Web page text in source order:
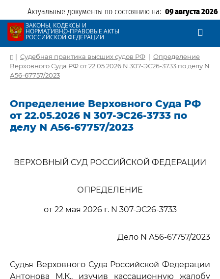
Актуальные документы по состоянию на: 09 августа 2026
ЗАКОНЫ, КОДЕКСЫ И
НОРМАТИВНО-ПРАВОВЫЕ АКТЫ
РОССИЙСКОЙ ФЕДЕРАЦИИ
| Судебная практика высших судов РФ | Определение
Верховного Суда РФ от 22.05.2026 N 307-ЭС26-3733 по делу N
А56-67757/2023
Определение Верховного Суда РФ
от 22.05.2026 N 307-ЭС26-3733 по
делу N А56-67757/2023
ВЕРХОВНЫЙ СУД РОССИЙСКОЙ ФЕДЕРАЦИИ
ОПРЕДЕЛЕНИЕ
от 22 мая 2026 г. N 307-ЭС26-3733
Дело N А56-67757/2023
Судья Верховного Суда Российской Федерации
Антонова М.К., изучив кассационную жалобу